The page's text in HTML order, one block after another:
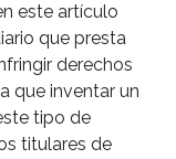
este artí­culo
que presta
derechos
que inventar un
tipo de
titulares de